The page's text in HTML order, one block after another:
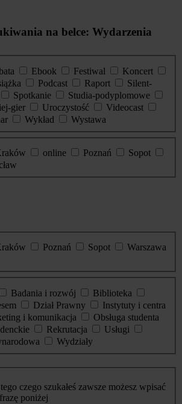
na belce: Wydarzenia
Ebook Festiwal
Koncert
Podcast Raport
Silent-
Spotkanie
Studia-podyplomowe
gier Uroczystość
Videocast
Wykład
Wystawa
online Poznań
Sopot
Poznań Sopot
Warszawa
Badania i rozwój
Biblioteka
Dział Prawny
Instytuty i centra
i komunikacja
Obsługa studenta
Rekrutacja
Usługi
Wydziały
czego szukałeś zawsze możesz wpisać
poniżej